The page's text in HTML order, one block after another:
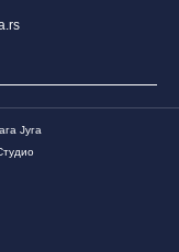
Југа